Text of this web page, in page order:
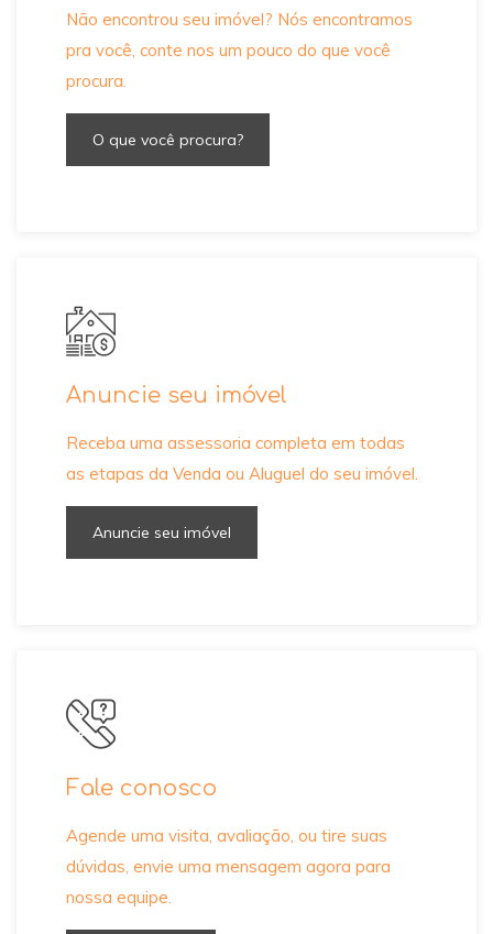
Não encontrou seu imóvel? Nós encontramos
pra você, conte nos um pouco do que você
procura.
O que você procura?
Anuncie seu imóvel
Receba uma assessoria completa em todas
as etapas da Venda ou Aluguel do seu imóvel.
Anuncie seu imóvel
Fale conosco
Agende uma visita, avaliação, ou tire suas
dúvidas, envie uma mensagem agora para
nossa equipe.